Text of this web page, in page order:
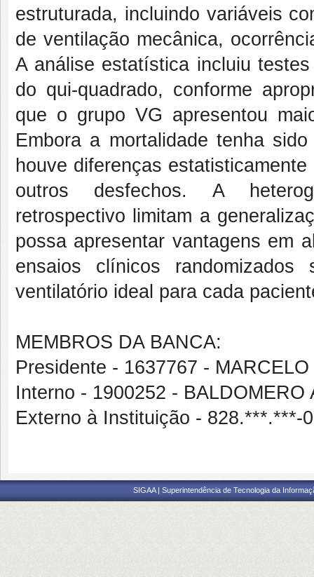
estruturada, incluindo variáveis
de ventilação mecânica,
A análise estatística incluiu
do qui-quadrado, conforme
que o grupo VG apresentou
Embora a mortalidade tenha
houve diferenças
outros desfechos. A
retrospectivo limitam a
possa apresentar vantagens em
ensaios clínicos
ventilatório ideal para cada
MEMBROS DA BANCA:
Presidente - 1637767 -
Interno - 1900252 - BALDOMERO
Externo à Instituição - 828.***.***-
SIGAA | Superintendência de Tecnologia da